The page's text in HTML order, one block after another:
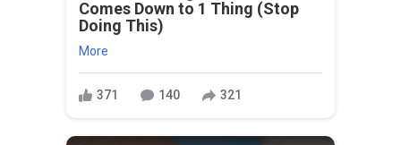
Comes Down to 1 Thing (Stop
Doing This)
More
371 140 321